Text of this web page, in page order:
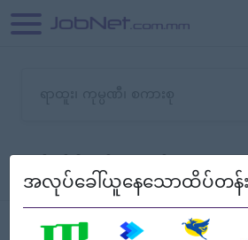
သော အလုပ်မရှိသေးပါ။
စစ်
အလုပ်ခေါ်ယူနေသောထိပ်တန်း